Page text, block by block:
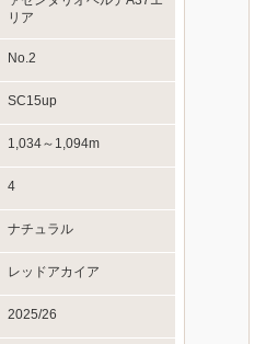
リア
No.2
SC15up
1,034～1,094m
4
ナチュラル
レッドアカイア
2025/26